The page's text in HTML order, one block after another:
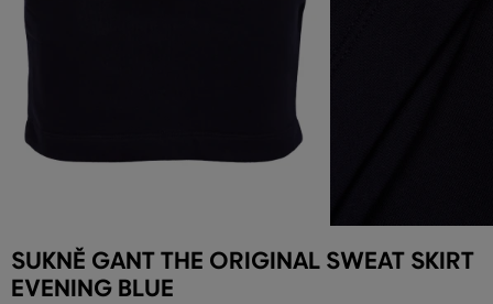
SUKNĚ GANT THE ORIGINAL SWEAT SKIRT
EVENING BLUE